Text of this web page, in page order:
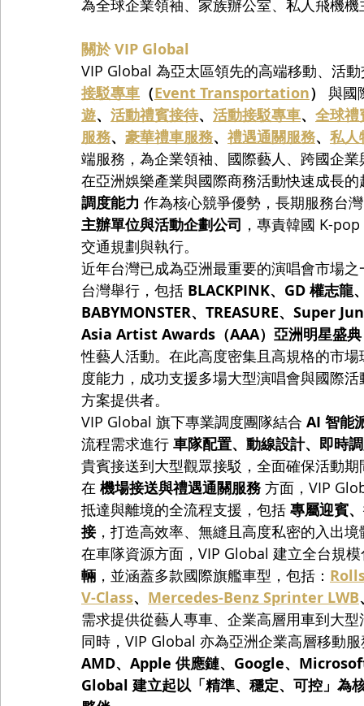
為全球企業領袖、家族辦公室、私人飛機
關於 VIP Global
VIP Global 為亞太區領先的高端移動、活
接駁專車 （Event Transportation） 與國
遊、 活動禮賓接待、 活動接駁專車、 全球禮
服務、 豪華禮車服務、 禮遇通關服務、 私人
端服務，為企業領袖、國際藝人、跨國企
在亞洲娛樂產業與國際商務活動快速成長
調度能力 作為核心競爭優勢，長期服務台
主辦單位與活動企劃公司 ，專責韓國 K-
交通規劃與執行。
近年台灣已成為亞洲最重要的演唱會市場
台灣舉行，包括 BLACKPINK、GD 權志龍
BABYMONSTER、TREASURE、Super
Asia Artist Awards（AAA）亞洲明星盛典
性藝人活動。在此高度密集且高規格的市
度能力，成功支援多場大型演唱會與國際
方案提供者。
VIP Global 旗下專業調度團隊結合 AI 智能
流程需求進行 車隊配置、動線設計、即時
貴賓接送到大型觀眾接駁，全面確保活動
在 機場接送與禮遇通關服務 方面，VIP
抵達與離境的全流程支援，包括 專屬迎賓
接，打造高效率、無縫且高度私密的入出境
在車隊資源方面，VIP Global 建立全台規
輛 ，並涵蓋多款國際旗艦車型，包括：
V-Class、 Mercedes-Benz Sprinter LWB
需求提供從藝人專車、企業高層用車到大
同時，VIP Global 亦為亞洲企業高層移動
AMD、Apple 供應鏈、Google、
Global 建立起以「精準、穩定、可控」為